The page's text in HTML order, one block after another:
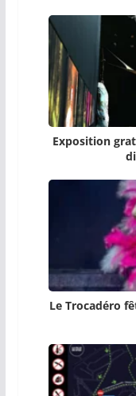
Exposition
Le Trocadéro